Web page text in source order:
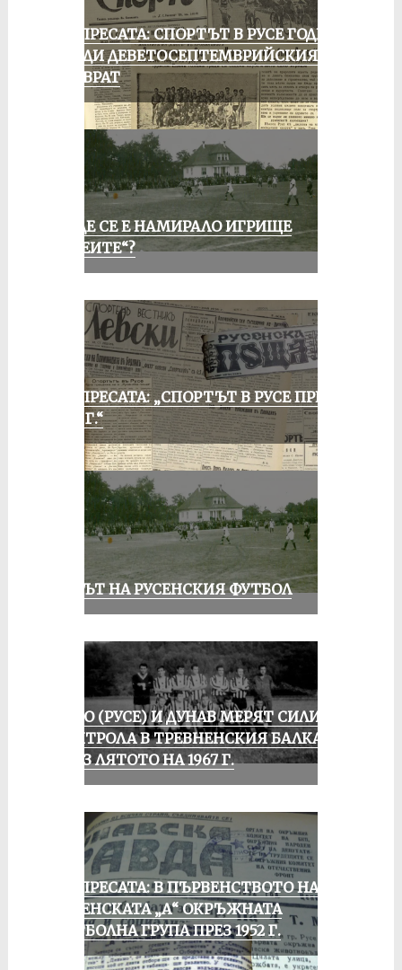
ОТ ПРЕСАТА: СПОРТЪТ В РУСЕ ГОДИНА
ПРЕДИ ДЕВЕТОСЕПТЕМВРИЙСКИЯ
ПРЕВРАТ
КЪДЕ СЕ Е НАМИРАЛО ИГРИЩЕ
„АЛЕИТЕ“?
ОТ ПРЕСАТА: „СПОРТЪТ В РУСЕ ПРЕЗ
1935 Г.“
ВЕКЪТ НА РУСЕНСКИЯ ФУТБОЛ
ЛОКО (РУСЕ) И ДУНАВ МЕРЯТ СИЛИ В
КОНТРОЛА В ТРЕВНЕНСКИЯ БАЛКАН
ПРЕЗ ЛЯТОТО НА 1967 Г.
ОТ ПРЕСАТА: В ПЪРВЕНСТВОТО НА
РУСЕНСКАТА „А“ ОКРЪЖНАТА
ФУТБОЛНА ГРУПА ПРЕЗ 1952 Г.